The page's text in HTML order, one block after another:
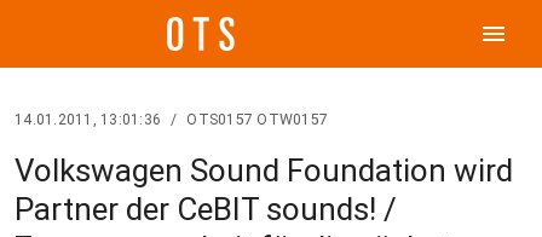
menu
14.01.2011, 13:01:36 / OTS0157 OTW0157
Volkswagen Sound Foundation wird
Partner der CeBIT sounds! /